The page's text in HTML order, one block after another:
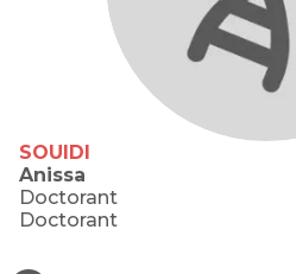
SOUIDI
Anissa
Doctorant
Doctorant